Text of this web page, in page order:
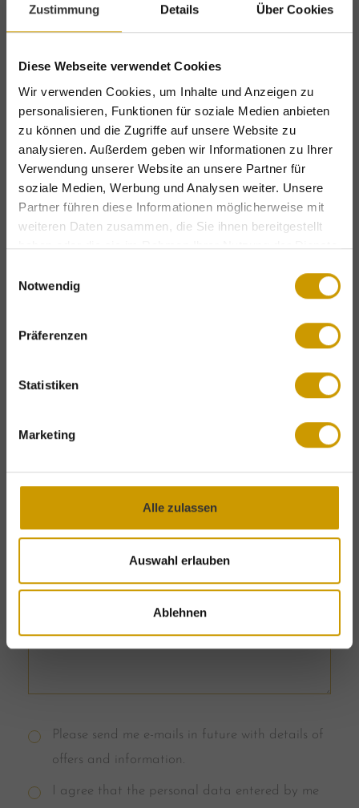
Zustimmung Details Über Cookies
Diese Webseite verwendet Cookies
Wir verwenden Cookies, um Inhalte und Anzeigen zu
personalisieren, Funktionen für soziale Medien anbieten
zu können und die Zugriffe auf unsere Website zu
analysieren. Außerdem geben wir Informationen zu Ihrer
Verwendung unserer Website an unsere Partner für
soziale Medien, Werbung und Analysen weiter. Unsere
Partner führen diese Informationen möglicherweise mit
weiteren Daten zusammen, die Sie ihnen bereitgestellt
haben oder die sie im Rahmen Ihrer Nutzung der Dienste
Notwendig
Präferenzen
Statistiken
Marketing
Alle zulassen
Auswahl erlauben
Ablehnen
PHONE
Address data
STREET
POST CODE
TOWN
Please send me e-mails in future with details of
offers and information.
I agree that the personal data entered by me
Exclusive holiday benefits – for a limited